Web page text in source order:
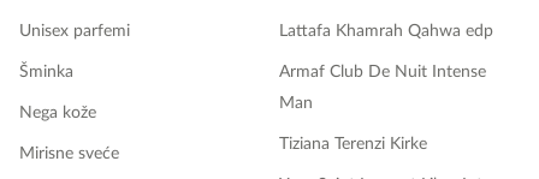
Unisex parfemi
Šminka
Nega kože
Mirisne sveće
Lattafa Khamrah Qahwa edp
Armaf Club De Nuit Intense
Man
Tiziana Terenzi Kirke